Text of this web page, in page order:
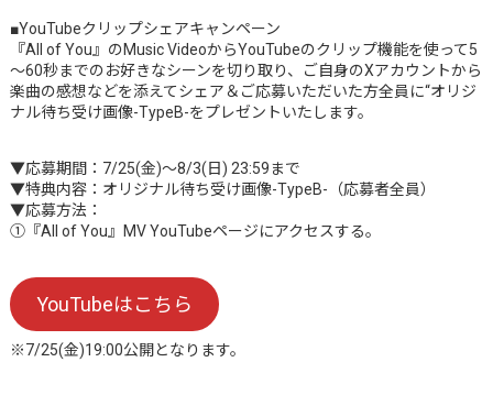
■YouTubeクリップシェアキャンペーン
『All of You』のMusic VideoからYouTubeのクリップ機能を使って5
～60秒までのお好きなシーンを切り取り、ご自身のXアカウントから
楽曲の感想などを添えてシェア＆ご応募いただいた方全員に“オリジ
ナル待ち受け画像-TypeB-をプレゼントいたします。
▼応募期間：7/25(金)～8/3(日) 23:59まで
▼特典内容：オリジナル待ち受け画像-TypeB-（応募者全員）
▼応募方法：
①『All of You』MV YouTubeページにアクセスする。
YouTubeはこちら
※7/25(金)19:00公開となります。